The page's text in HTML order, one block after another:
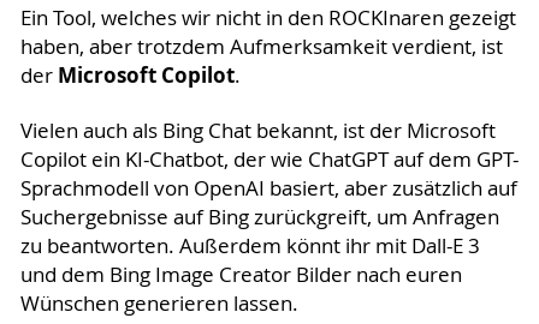
Ein Tool, welches wir nicht in den ROCKInaren gezeigt
haben, aber trotzdem Aufmerksamkeit verdient, ist
der Microsoft Copilot.
Vielen auch als Bing Chat bekannt, ist der Microsoft
Copilot ein KI-Chatbot, der wie ChatGPT auf dem GPT-
Sprachmodell von OpenAI basiert, aber zusätzlich auf
Suchergebnisse auf Bing zurückgreift, um Anfragen
zu beantworten. Außerdem könnt ihr mit Dall-E 3
und dem Bing Image Creator Bilder nach euren
Wünschen generieren lassen.